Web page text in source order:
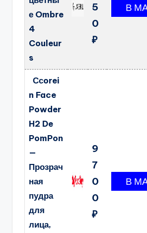
е Ombre
4
Couleur
s
5
0
₽
Ссorei
n Face
Powder
H2 De
PomPon
—
Прозрач
ная
пудра
для
лица,
9
7
0
0
₽